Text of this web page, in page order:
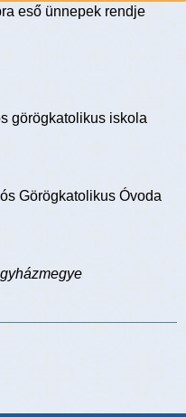
eső ünnepek rendje
görögkatolikus iskola
Görögkatolikus Óvoda